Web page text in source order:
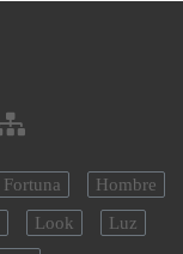
Fortuna
Hombre
Look
Luz